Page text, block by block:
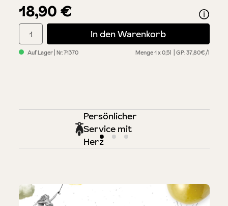
18,90 €
Auf Lager | Nr.71370 Menge1 x 0,5l GP: 37,80€/l
Produkt Anzahl: Gib den gewünschten Wert ein oder benutze
In den Warenkorb
Persönlicher
Service mit
Herz